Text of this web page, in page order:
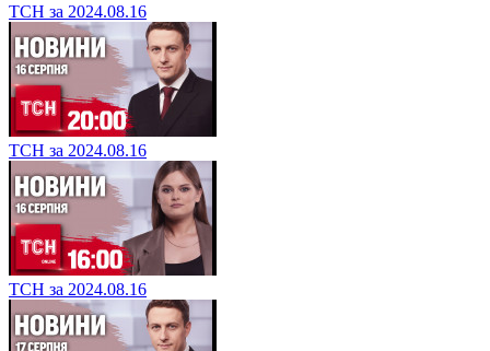
ТСН за 2024.08.16
ТСН за 2024.08.16
ТСН за 2024.08.16